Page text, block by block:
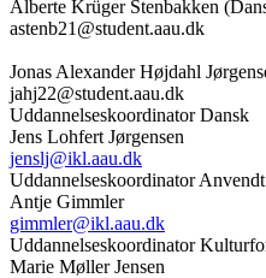
Alberte Krüger Stenbakken
astenb21@student.aau.dk
Jonas Alexander Højdahl
jahj22@student.aau.dk
Uddannelseskoordinator Dansk
Jens Lohfert Jørgensen
jenslj@ikl.aau.dk
Uddannelseskoordinator
Antje Gimmler
gimmler@ikl.aau.dk
Uddannelseskoordinator
Marie Møller Jensen